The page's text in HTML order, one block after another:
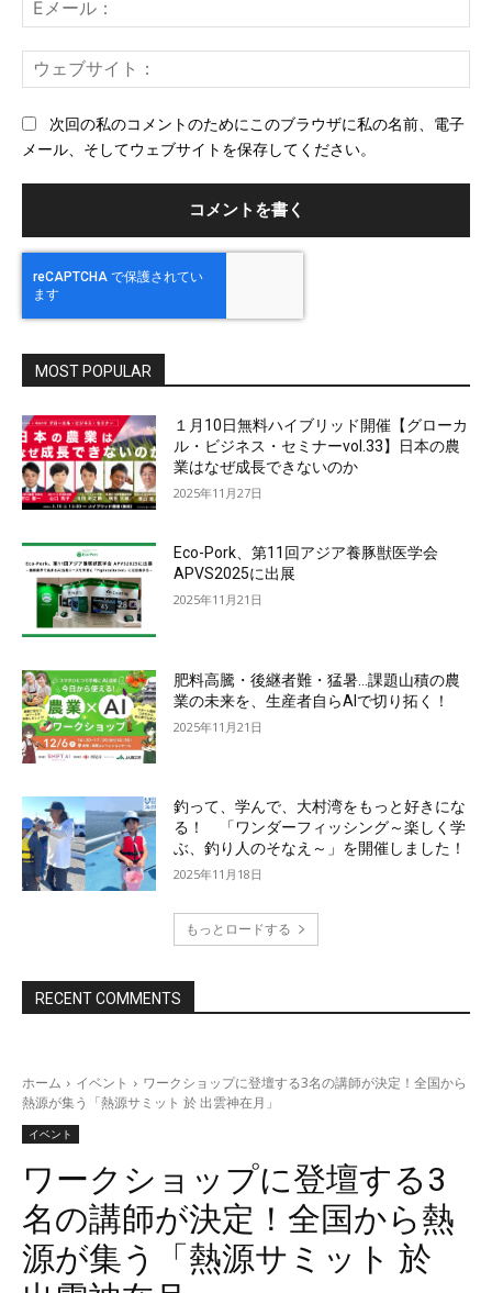
メ
ー
ェ
次回の私のコメントのためにこのブラウザに私の名前、電子
メール、そしてウェブサイトを保存してください。
MOST POPULAR
１月10日無料ハイブリッド開催【グローカ
ル・ビジネス・セミナーvol.33】日本の農
業はなぜ成長できないのか
2025年11月27日
Eco-Pork、第11回アジア養豚獣医学会
APVS2025に出展
2025年11月21日
肥料高騰・後継者難・猛暑…課題山積の農
業の未来を、生産者自らAIで切り拓く！
2025年11月21日
釣って、学んで、大村湾をもっと好きにな
る！ 「ワンダーフィッシング～楽しく学
ぶ、釣り人のそなえ～」を開催しました！
2025年11月18日
もっとロードする
RECENT COMMENTS